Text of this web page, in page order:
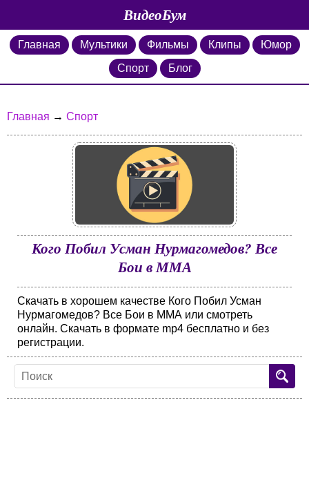
ВидеоБум
Главная Мультики Фильмы Клипы
Юмор
Спорт
Блог
Главная → Спорт
Кого Побил Усман Нурмагомедов? Все
Бои в ММА
Скачать в хорошем качестве Кого Побил Усман
Нурмагомедов? Все Бои в ММА или смотреть
онлайн. Скачать в формате mp4 бесплатно и без
регистрации.